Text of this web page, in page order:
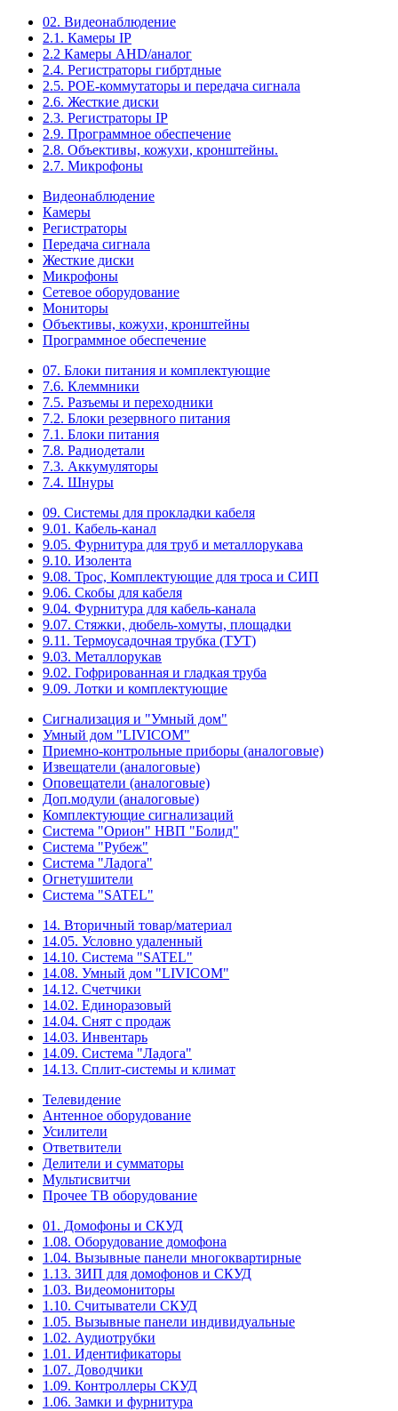
02. Видеонаблюдение
2.1. Камеры IP
2.2 Камеры AHD/аналог
2.4. Регистраторы гибртдные
2.5. РОЕ-коммутаторы и передача сигнала
2.6. Жесткие диски
2.3. Регистраторы IP
2.9. Программное обеспечение
2.8. Объективы, кожухи, кронштейны.
2.7. Микрофоны
Видеонаблюдение
Камеры
Регистраторы
Передача сигнала
Жесткие диски
Микрофоны
Сетевое оборудование
Мониторы
Объективы, кожухи, кронштейны
Программное обеспечение
07. Блоки питания и комплектующие
7.6. Клеммники
7.5. Разъемы и переходники
7.2. Блоки резервного питания
7.1. Блоки питания
7.8. Радиодетали
7.3. Аккумуляторы
7.4. Шнуры
09. Системы для прокладки кабеля
9.01. Кабель-канал
9.05. Фурнитура для труб и металлорукава
9.10. Изолента
9.08. Трос, Комплектующие для троса и СИП
9.06. Скобы для кабеля
9.04. Фурнитура для кабель-канала
9.07. Стяжки, дюбель-хомуты, площадки
9.11. Термоусадочная трубка (ТУТ)
9.03. Металлорукав
9.02. Гофрированная и гладкая труба
9.09. Лотки и комплектующие
Сигнализация и "Умный дом"
Умный дом "LIVICOM"
Приемно-контрольные приборы (аналоговые)
Извещатели (аналоговые)
Оповещатели (аналоговые)
Доп.модули (аналоговые)
Комплектующие сигнализаций
Система "Орион" НВП "Болид"
Система "Рубеж"
Система "Ладога"
Огнетушители
Система "SATEL"
14. Вторичный товар/материал
14.05. Условно удаленный
14.10. Система "SATEL"
14.08. Умный дом "LIVICOM"
14.12. Счетчики
14.02. Единоразовый
14.04. Снят с продаж
14.03. Инвентарь
14.09. Система "Ладога"
14.13. Сплит-системы и климат
Телевидение
Антенное оборудование
Усилители
Ответвители
Делители и сумматоры
Мультисвитчи
Прочее ТВ оборудование
01. Домофоны и СКУД
1.08. Оборудование домофона
1.04. Вызывные панели многоквартирные
1.13. ЗИП для домофонов и СКУД
1.03. Видеомониторы
1.10. Считыватели СКУД
1.05. Вызывные панели индивидуальные
1.02. Аудиотрубки
1.01. Идентификаторы
1.07. Доводчики
1.09. Контроллеры СКУД
1.06. Замки и фурнитура